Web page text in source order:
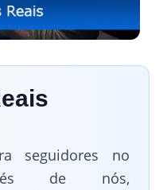
seguidores no
de nós,